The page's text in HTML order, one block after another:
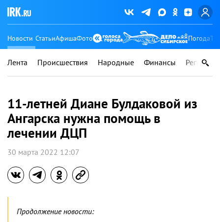
Новости СтатьиАфишаФото Погода
Лента Происшествия Народные Финансы Регионы
11-летней Диане Булдаковой из
Ангарска нужна помощь в
лечении ДЦП
30 марта 2022 12:07
Продолжение новости: